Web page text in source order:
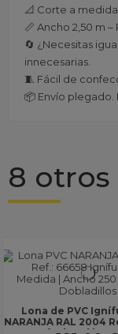
📐 Corte a
📏 Ancho 2,50 m
🔄 ¿Necesitas
innecesarias.
🧵 Fácil de
📦 Envío
8
Acrílica
Ancho 1,20 m